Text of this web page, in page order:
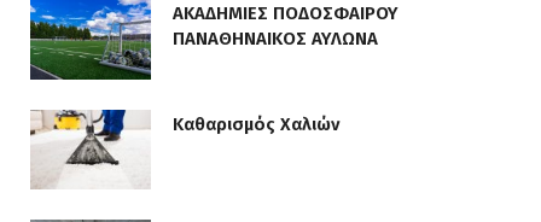
ΑΚΑΔΗΜΙΕΣ ΠΟΔΟΣΦΑΙΡΟΥ
ΠΑΝΑΘΗΝΑΙΚΟΣ ΑΥΛΩΝΑ
Καθαρισμός Χαλιών